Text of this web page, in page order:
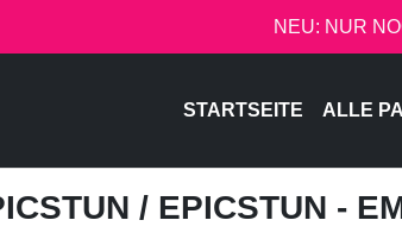
NEU: NUR
STARTSEITE ALLE
/ EPICSTUN -